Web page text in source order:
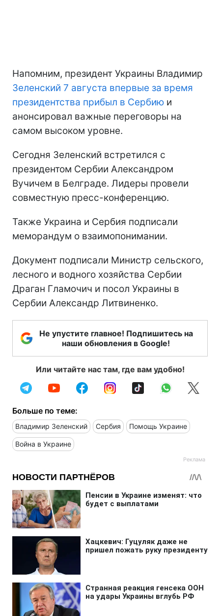
Напомним, президент Украины Владимир
Зеленский 7 августа впервые за время
президентства прибыл в Сербию и
анонсировал важные переговоры на
самом высоком уровне.
Сегодня Зеленский встретился с
президентом Сербии Александром
Вучичем в Белграде. Лидеры провели
совместную пресс-конференцию.
Также Украина и Сербия подписали
меморандум о взаимопонимании.
Документ подписали Министр сельского,
лесного и водного хозяйства Сербии
Драган Гламочич и посол Украины в
Сербии Александр Литвиненко.
Не упустите главное! Подпишитесь на
наши обновления в Google!
Или читайте нас там, где вам удобно!
Больше по теме:
Владимир Зеленский Сербия Помощь Украине
Война в Украине